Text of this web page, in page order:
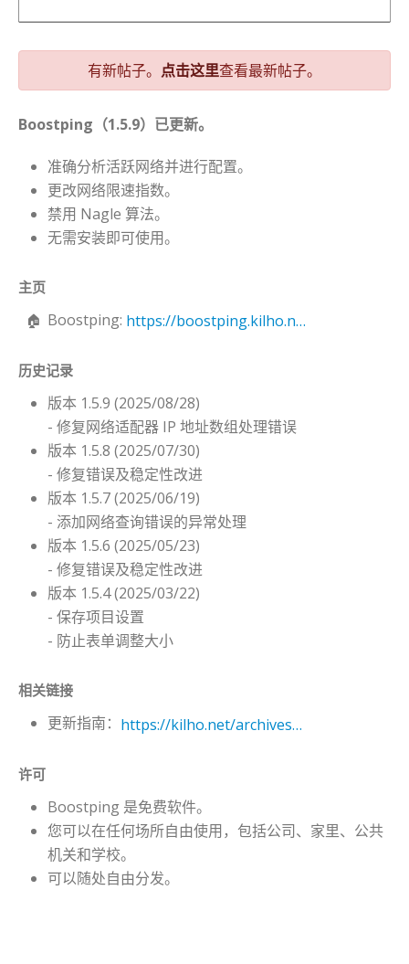
有新帖子。 点击这里查看最新帖子。
Boostping（1.5.9）已更新。
准确分析活跃网络并进行配置。
更改网络限速指数。
禁用 Nagle 算法。
无需安装即可使用。
主页
Boostping: https://boostping.kilho.net
历史记录
版本 1.5.9 (2025/08/28)
- 修复网络适配器 IP 地址数组处理错误
版本 1.5.8 (2025/07/30)
- 修复错误及稳定性改进
版本 1.5.7 (2025/06/19)
- 添加网络查询错误的异常处理
版本 1.5.6 (2025/05/23)
- 修复错误及稳定性改进
版本 1.5.4 (2025/03/22)
- 保存项目设置
- 防止表单调整大小
相关链接
更新指南： https://kilho.net/archives/notice/2940
许可
Boostping 是免费软件。
您可以在任何场所自由使用，包括公司、家里、公共
机关和学校。
可以随处自由分发。